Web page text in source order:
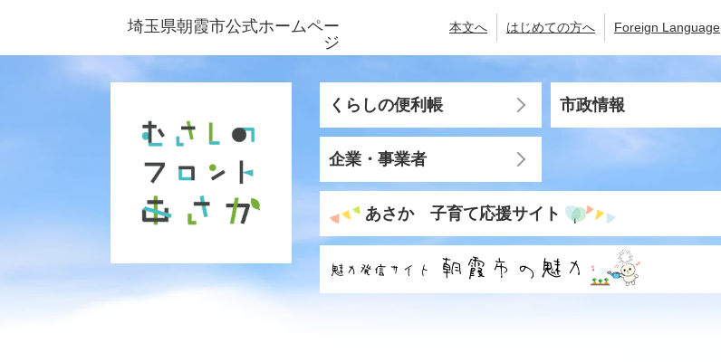
ジ
ュ
埼玉県朝霞市公式ホームペー
ジ
本文へ はじめての方へ Foreign Language
くらしの便利帳 市政情報
企業・事業者
あさか 子育て応援サイト